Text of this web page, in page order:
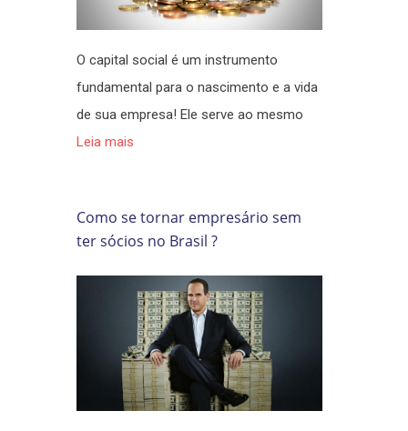
O capital social é um instrumento
fundamental para o nascimento e a vida
de sua empresa! Ele serve ao mesmo
Leia mais
Como se tornar empresário sem
ter sócios no Brasil ?